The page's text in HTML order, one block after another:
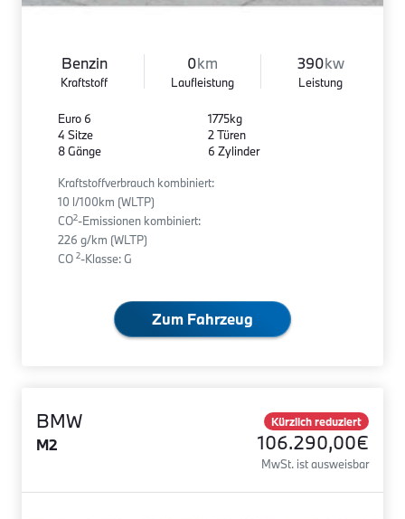
Benzin
Kraftstoff
0km
Laufleistung
390kw
Leistung
Euro 6
4 Sitze
8 Gänge
1775kg
2 Türen
6 Zylinder
Kraftstoffverbrauch kombiniert:
10 l/100km (WLTP)
CO2-Emissionen kombiniert:
226 g/km (WLTP)
CO 2-Klasse: G
Zum Fahrzeug
BMW
M2
Kürzlich reduziert
106.290,00€
MwSt. ist ausweisbar